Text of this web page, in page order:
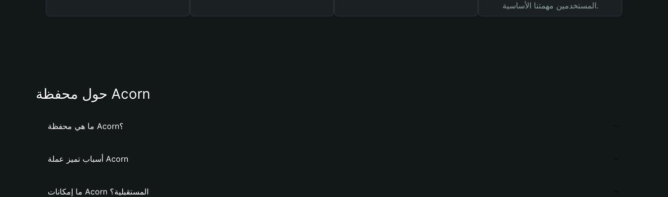
المستخدمين مهمتنا الأساسية.
حول محفظة Acorn
ما هي محفظة Acorn؟
أسباب تميز عملة Acorn
ما إمكانات Acorn المستقبلية؟